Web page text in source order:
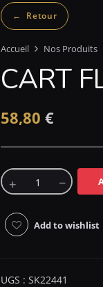
Accueil Nos Produits
CART
58,80 €
Add to wishlist
UGS : SK22441